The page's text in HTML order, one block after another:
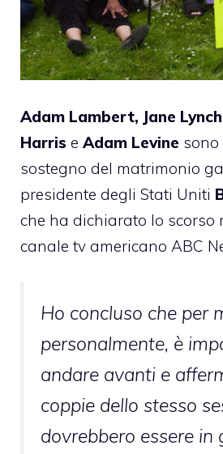
Adam Lambert, Jane Lynch,
Harris e Adam Levine sono
sostegno del matrimonio
presidente degli Stati Uniti
che ha dichiarato lo scorso
canale tv americano ABC
Ho concluso che per
personalmente, è
andare avanti e
coppie dello stesso
dovrebbero essere in